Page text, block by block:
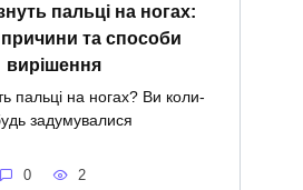
пальці на ногах:
та способи
вирішення
пальці на ногах? Ви коли-
задумувалися
0 2